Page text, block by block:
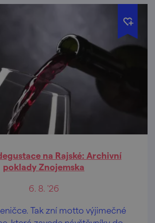
na Rajské: Archivní
poklady Znojemska
6. 8. '26
Tak zní motto výjimečné